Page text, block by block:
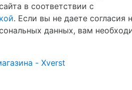
в соответствии с
. Если вы не даете согласия
данных, вам
- Xverst